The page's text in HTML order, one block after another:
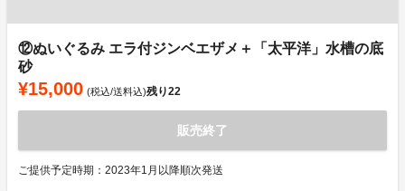
⑫ぬいぐるみ エラ付ジンベエザメ＋「太平洋」水槽の底
砂
¥15,000 (税込/送料込)残り22
販売終了
ご提供予定時期：2023年1月以降順次発送